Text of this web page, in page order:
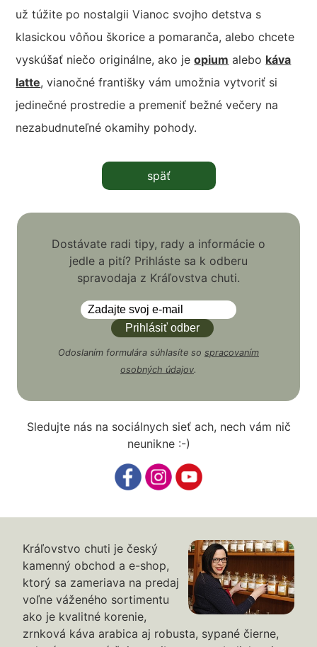
už túžite po nostalgii Vianoc svojho detstva s
klasickou vôňou škorice a pomaranča, alebo chcete
vyskúšať niečo originálne, ako jeopium alebo káva
latte, vianočné františky vám umožnia vytvoriť si
jedinečné prostredie a premeniť bežné večery na
nezabudnuteľné okamihy pohody.
späť
Dostávate radi tipy, rady a informácie o
jedle a pití? Prihláste sa k odberu
spravodaja z Kráľovstva chuti.
Odoslaním formulára súhlasíte so spracovaním
osobných údajov.
Sledujte nás na sociálnych sieť ach, nech vám nič
neunikne :-)
Kráľovstvo chuti je český
kamenný obchod a e-shop,
ktorý sa zameriava na predaj
voľne váženého sortimentu
ako je kvalitné korenie,
zrnková káva arabica aj robusta, sypané čierne,